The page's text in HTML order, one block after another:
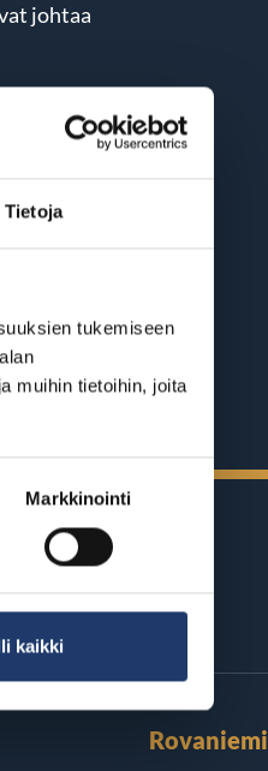
Tietoja
tukemiseen
muihin tietoihin, joita
Markkinointi
kaikki
johtaa
ja Euroopan
Rovaniemi